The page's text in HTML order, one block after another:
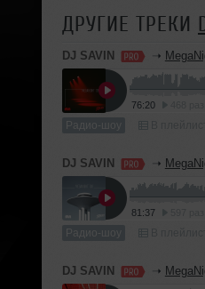
ДРУГИЕ ТРЕКИ
DJ SAVIN ➝
76:20
Радио-шоу
DJ SAVIN ➝
81:37
Радио-шоу
DJ SAVIN ➝